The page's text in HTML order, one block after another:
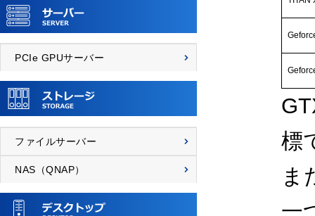
標
ま
PCIe GPUサーバー
ファイルサーバー
NAS（QNAP）